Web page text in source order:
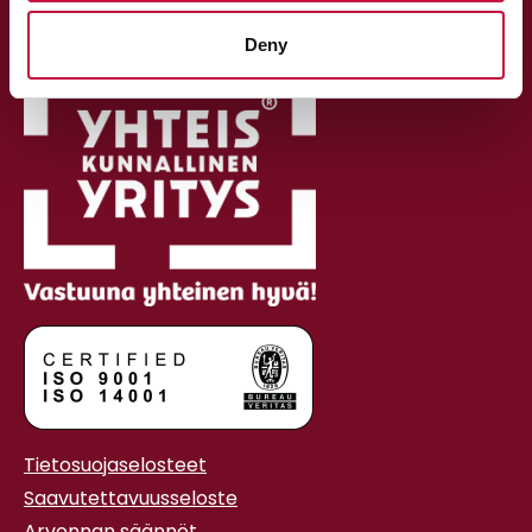
Deny
PL 370, 80101 Joensuu
Tietosuojaselosteet
Saavutettavuusseloste